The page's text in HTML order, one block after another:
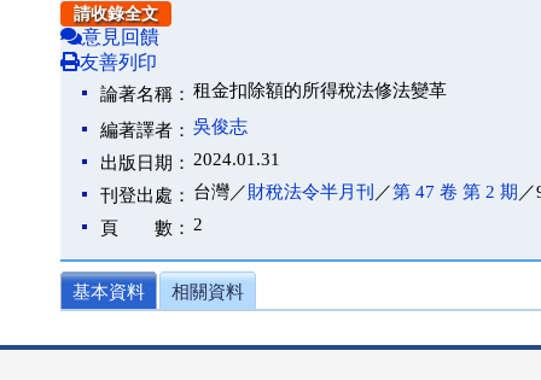
請收錄全文
意見回饋
友善列印
論著名稱： 租金扣除額的所得稅法修法變革
編著譯者： 吳俊志
出版日期： 2024.01.31
刊登出處： 台灣／財稅法令半月刊 ／第 47 卷 第 2 期
頁 數： 2
基本資料 相關資料